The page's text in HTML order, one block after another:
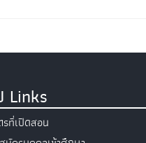
Links
ที่เปิดสอน